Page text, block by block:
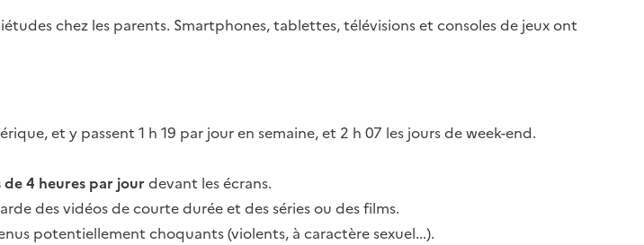
chez les parents. Smartphones, tablettes, télévisions et consoles de jeux ont
et y passent 1 h 19 par jour en semaine, et 2 h 07 les jours de week-end.
de 4 heures par jour devant les écrans.
des vidéos de courte durée et des séries ou des films.
potentiellement choquants (violents, à caractère sexuel...).